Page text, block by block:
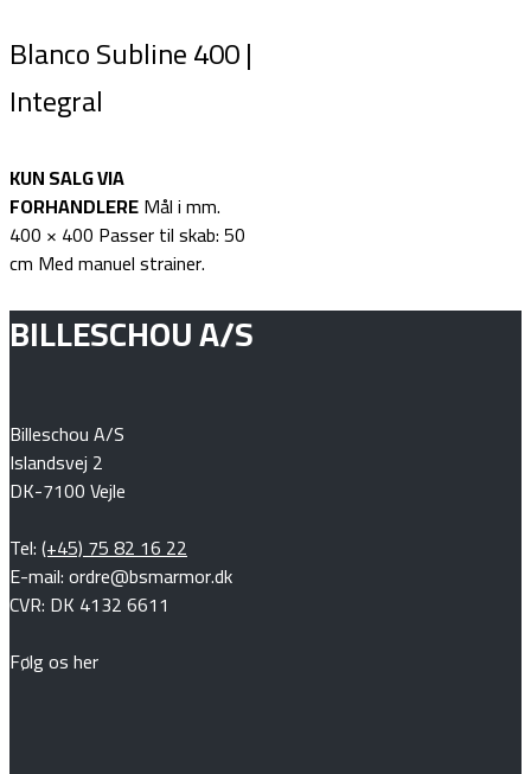
Blanco Subline 400 |
Integral
KUN SALG VIA
FORHANDLEREMål i mm.
400 × 400 Passer til skab: 50
cm Med manuel strainer.
BILLESCHOU A/S
Billeschou A/S
Islandsvej 2
DK-7100 Vejle
Tel:(+45) 75 82 16 22
E-mail: ordre@bsmarmor.dk
CVR: DK 4132 6611
Følg os her